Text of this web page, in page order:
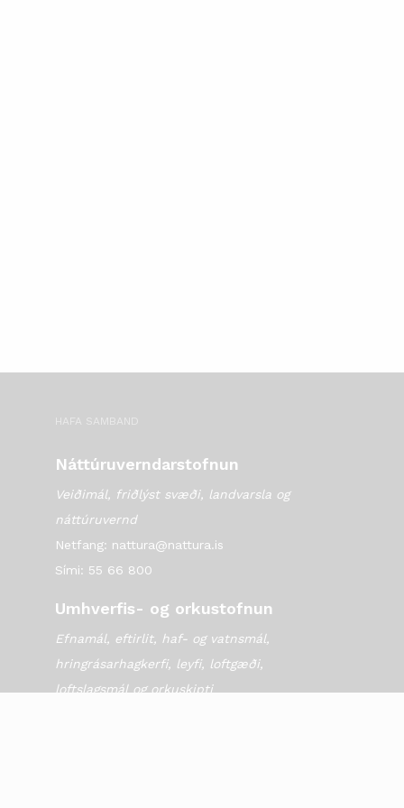
HAFA SAMBAND
Náttúruverndarstofnun
Veiðimál, friðlýst svæði, landvarsla og
náttúruvernd
Netfang: nattura@nattura.is
Sími: 55 66 800
Umhverfis- og orkustofnun
Efnamál, eftirlit, haf- og vatnsmál,
hringrásarhagkerfi, leyfi, loftgæði,
loftslagsmál og orkuskipti